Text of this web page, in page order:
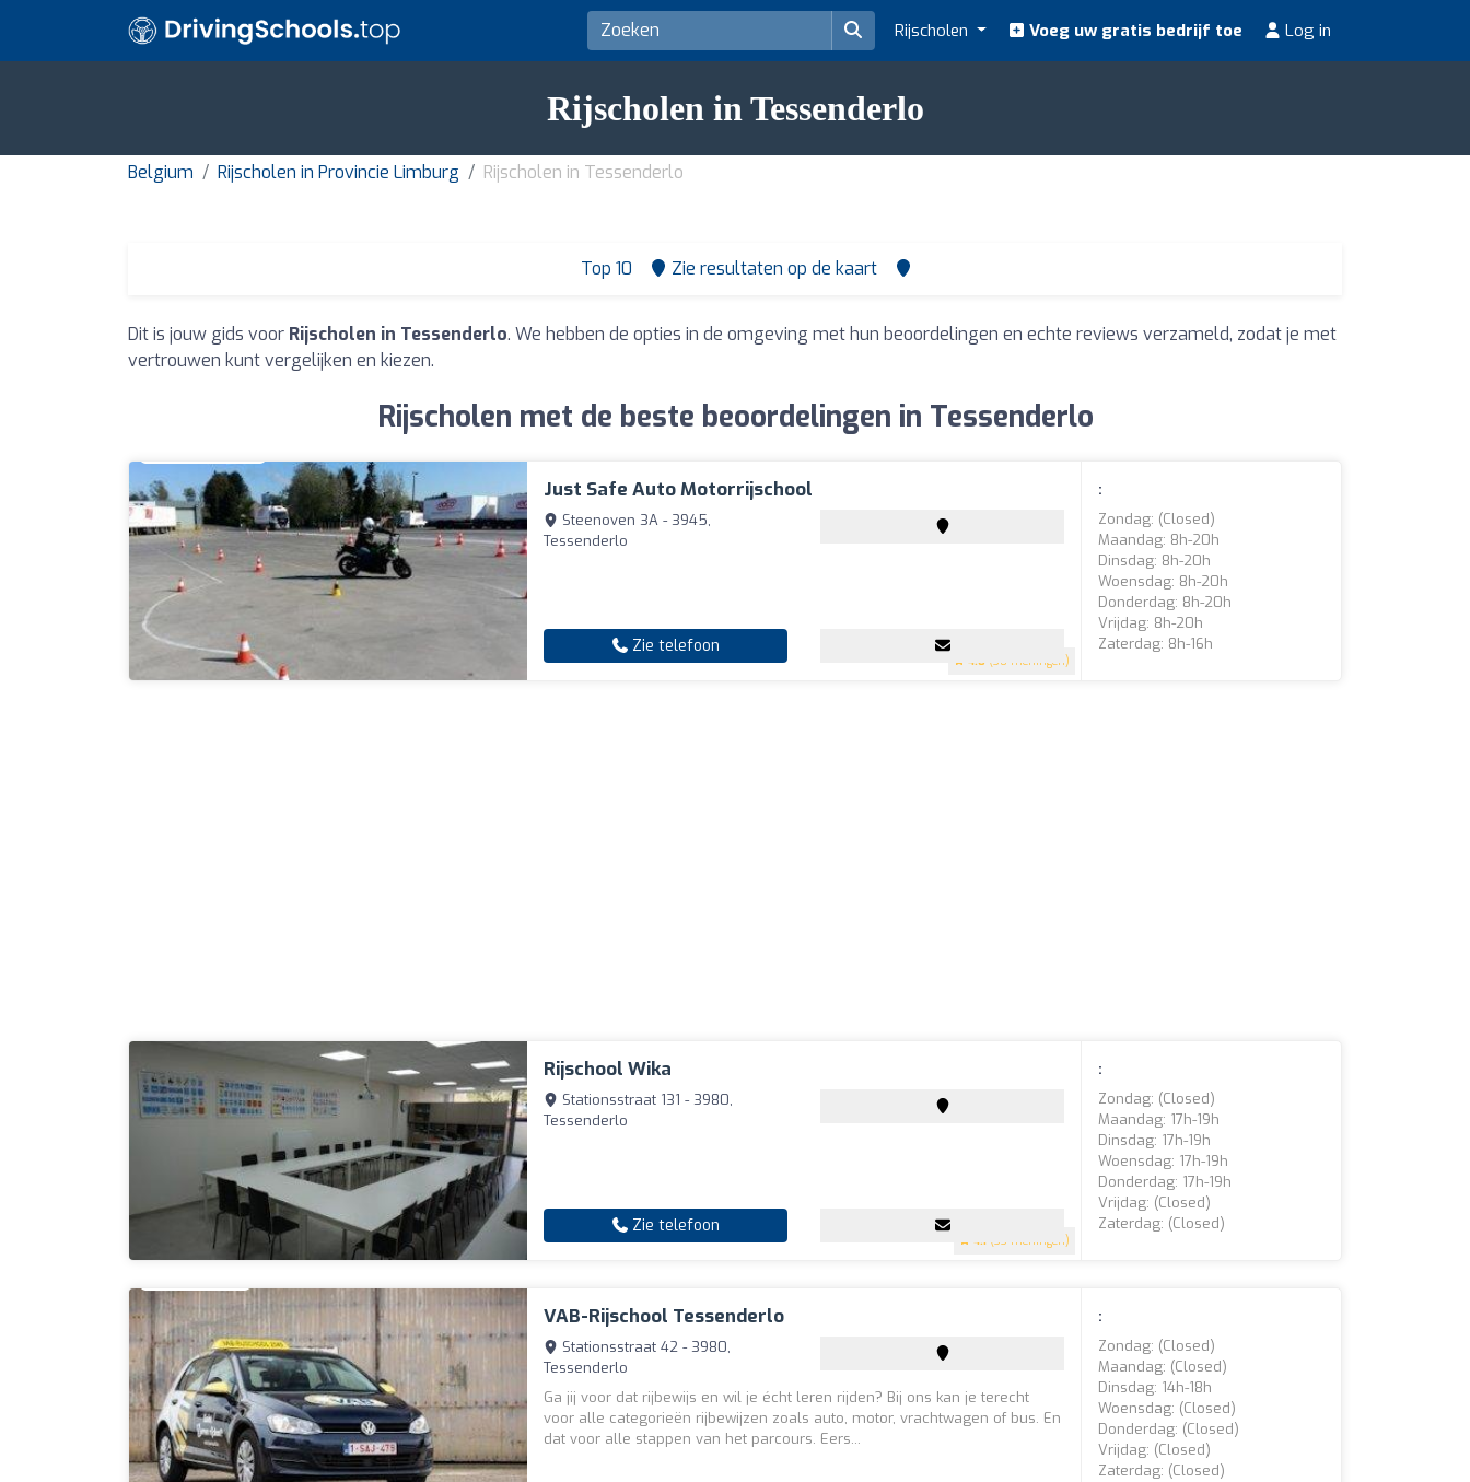
Rijscholen Voeg uw gratis bedrijf toe Log in
Rijscholen in Tessenderlo
Belgium Rijscholen in Provincie Limburg Rijscholen in Tessenderlo
Top 10 Zie resultaten op de kaart
Dit is jouw gids voor Rijscholen in Tessenderlo. We hebben de opties in de omgeving met hun beoordelingen en echte reviews verzameld, zodat je met
vertrouwen kunt vergelijken en kiezen.
Rijscholen met de beste beoordelingen in Tessenderlo
Just Safe Auto Motorrijschool
4.8 (30 meningen)
Steenoven 3A - 3945,
Tessenderlo
Zie telefoon
:
Zondag: (closed)
Maandag: 8h-20h
Dinsdag: 8h-20h
Woensdag: 8h-20h
Donderdag: 8h-20h
Vrijdag: 8h-20h
Zaterdag: 8h-16h
Rijschool Wika
4.1 (33 meningen)
Stationsstraat 131 - 3980,
Tessenderlo
Zie telefoon
:
Zondag: (closed)
Maandag: 17h-19h
Dinsdag: 17h-19h
Woensdag: 17h-19h
Donderdag: 17h-19h
Vrijdag: (closed)
Zaterdag: (closed)
VAB-Rijschool Tessenderlo
Stationsstraat 42 - 3980,
Tessenderlo
Ga jij voor dat rijbewijs en wil je écht leren rijden? Bij ons kan je terecht
voor alle categorieën rijbewijzen zoals auto, motor, vrachtwagen of bus. En
dat voor alle stappen van het parcours. Eers...
:
Zondag: (closed)
Maandag: (closed)
Dinsdag: 14h-18h
Woensdag: (closed)
Donderdag: (closed)
Vrijdag: (closed)
Zaterdag: (closed)